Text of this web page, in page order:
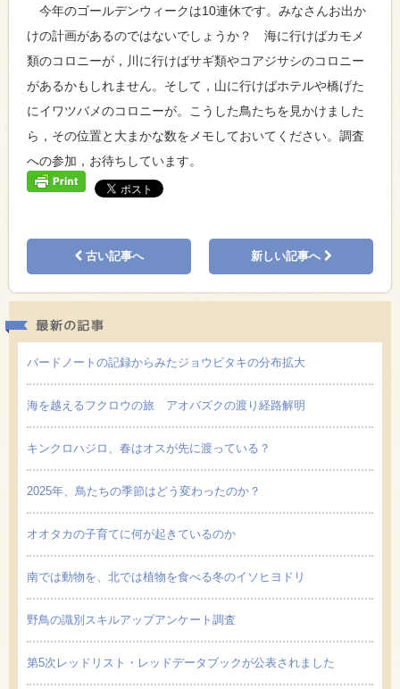
今年のゴールデンウィークは10連休です。みなさんお出か
けの計画があるのではないでしょうか？ 海に行けばカモメ
類のコロニーが，川に行けばサギ類やコアジサシのコロニー
があるかもしれません。そして，山に行けばホテルや橋げた
にイワツバメのコロニーが。こうした鳥たちを見かけました
ら，その位置と大まかな数をメモしておいてください。調査
への参加，お待ちしています。
古い記事へ 新しい記事へ
バードノートの記録からみたジョウビタキの分布拡大
海を越えるフクロウの旅 アオバズクの渡り経路解明
キンクロハジロ、春はオスが先に渡っている？
2025年、鳥たちの季節はどう変わったのか？
オオタカの子育てに何が起きているのか
南では動物を、北では植物を食べる冬のイソヒヨドリ
野鳥の識別スキルアップアンケート調査
第5次レッドリスト・レッドデータブックが公表されました